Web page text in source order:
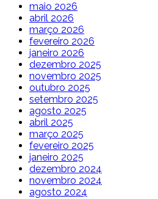
maio 2026
abril 2026
março 2026
fevereiro 2026
janeiro 2026
dezembro 2025
novembro 2025
outubro 2025
setembro 2025
agosto 2025
abril 2025
março 2025
fevereiro 2025
janeiro 2025
dezembro 2024
novembro 2024
agosto 2024